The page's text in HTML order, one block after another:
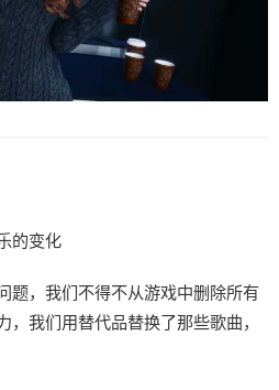
的变化
题，我们不得不从游戏中删除所有
我们用替代品替换了那些歌曲，